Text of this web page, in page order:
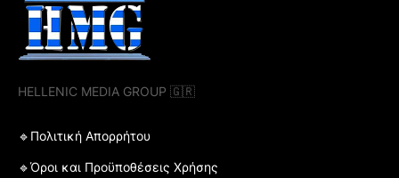
HELLENIC MEDIA GROUP 🇬🇷
🔹Πολιτική Απορρήτου
🔹Όροι και Προϋποθέσεις Χρήσης